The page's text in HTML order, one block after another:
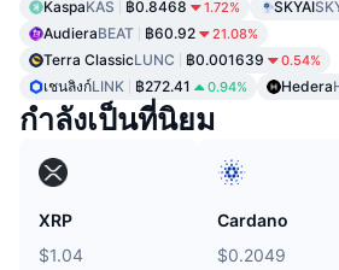
KaspaKAS ฿0.8468 1.72% SKYAI
AudieraBEAT ฿60.92 21.08%
Terra ClassicLUNC ฿0.001639 0.54%
เชนลิงก์LINK ฿272.41 0.94% Hedera
กำลังเป็นที่นิยม
XRP
$1.04
Cardano
$0.2049